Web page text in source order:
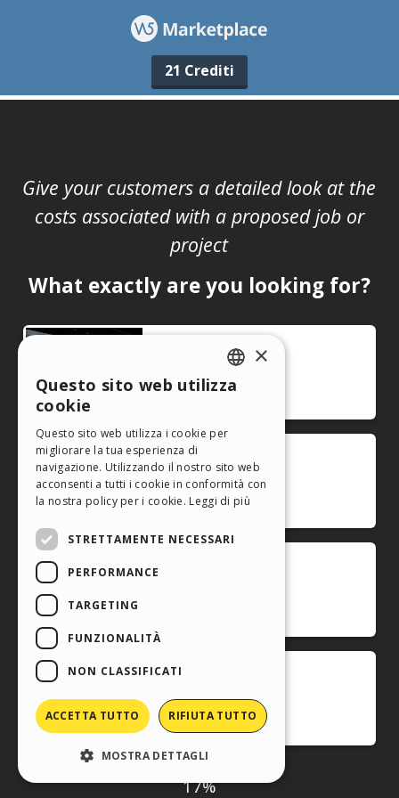
21 Crediti
ENGLISH
SPANISH
PORTUGUESE
POLISH
×
Questo sito web utilizza
cookie
Questo sito web utilizza i cookie per
migliorare la tua esperienza di
navigazione. Utilizzando il nostro sito web
acconsenti a tutti i cookie in conformità con
la nostra policy per i cookie. Leggi di più
STRETTAMENTE NECESSARI
PERFORMANCE
TARGETING
FUNZIONALITÀ
NON CLASSIFICATI
ACCETTA TUTTO RIFIUTA TUTTO
MOSTRA DETTAGLI